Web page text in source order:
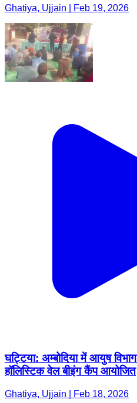
Ghatiya, Ujjain | Feb 19, 2026
घट्टिया: अम्बोदिया में आयुष विभाग
हॉलिस्टिक वेल बीइंग कैंप आयोजित
Ghatiya, Ujjain | Feb 18, 2026